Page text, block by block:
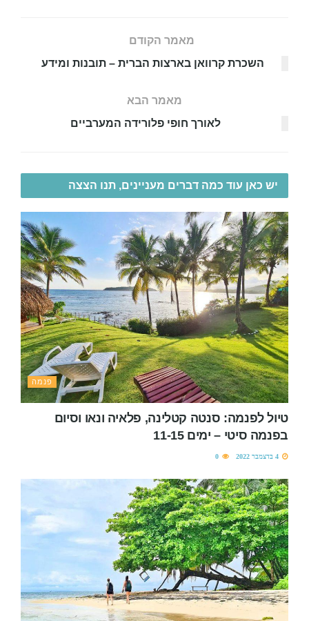
מאמר הקודם
השכרת קרוואן בארצות הברית – תובנות ומידע
מאמר הבא
לאורך חופי פלורידה המערביים
יש כאן עוד כמה דברים מעניינים, תנו הצצה
פנמה
טיול לפנמה: סנטה קטלינה, פלאיה ונאו וסיום
בפנמה סיטי – ימים 11-15